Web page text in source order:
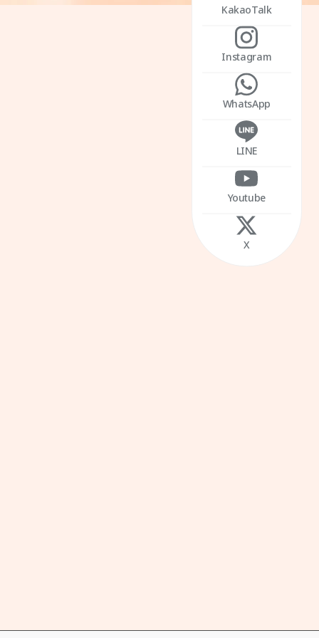
KakaoTalk
Instagram
WhatsApp
LINE
Youtube
X